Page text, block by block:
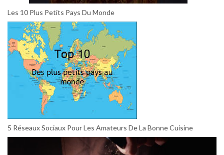
Les 10 Plus Petits Pays Du Monde
5 Réseaux Sociaux Pour Les Amateurs De La Bonne Cuisine